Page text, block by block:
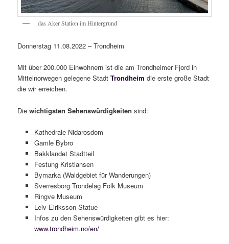
das Aker Station im Hintergrund
Donnerstag 11.08.2022 – Trondheim
Mit über 200.000 Einwohnern ist die am Trondheimer Fjord in
Mittelnorwegen gelegene StadtTrondheimdie erste große Stadt
die wir erreichen.
Diewichtigsten Sehenswürdigkeitensind:
Kathedrale Nidarosdom
Gamle Bybro
Bakklandet Stadtteil
Festung Kristiansen
Bymarka (Waldgebiet für Wanderungen)
Sverresborg Trondelag Folk Museum
Ringve Museum
Leiv Eiriksson Statue
Infos zu den Sehenswürdigkeiten gibt es hier:
www.trondheim.no/en/